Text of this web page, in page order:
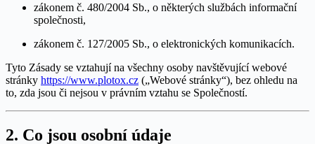
zákonem č. 480/2004 Sb., o některých službách informační
společnosti,
zákonem č. 127/2005 Sb., o elektronických komunikacích.
Tyto Zásady se vztahují na všechny osoby navštěvující webové
stránky https://www.plotox.cz („Webové stránky“), bez ohledu na
to, zda jsou či nejsou v právním vztahu se Společností.
2. Co jsou osobní údaje